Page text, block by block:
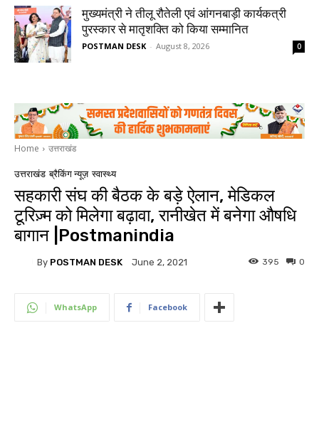
मुख्यमंत्री ने तीलू रौतेली एवं आंगनबाड़ी कार्यकत्री
पुरस्कार से मातृशक्ति को किया सम्मानित
POSTMAN DESK - August 8, 2026 0